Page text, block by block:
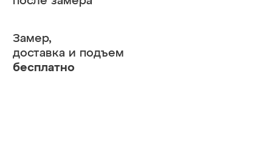
Замер,
доставка и подъем
бесплатно